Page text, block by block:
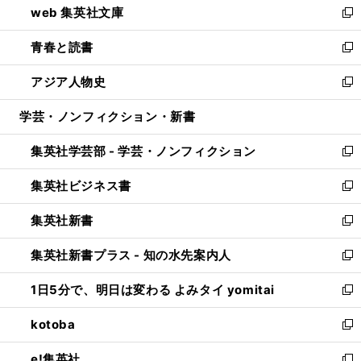
ド
ウ
で
開
く
ィ
ン
ド
ウ
で
開
い
ウ
ィ
ン
ド
ウ
開
く
web 集英社文庫
新
し
い
ウ
ィ
ン
ウ
で
開
く
青春と読書
新
し
い
ウ
ン
ド
ウ
で
開
く
アジア人物史
新
し
ウ
ィ
ン
ド
ウ
で
開
く
学芸・ノンフィクション・新書
集英社学芸部 - 学芸・ノンフィクション
新
し
い
ウ
ィ
ン
ド
ウ
で
開
く
集英社ビジネス書
新
し
い
ウ
ィ
ン
ド
ウ
で
開
集英社新書
新
し
い
ウ
ィ
ン
ド
ウ
集英社新書プラス - 知の水先案内人
新
し
い
ウ
ィ
ン
1日5分で、明日は変わる よみタイ yomitai
新
し
い
ウ
kotoba
新
し